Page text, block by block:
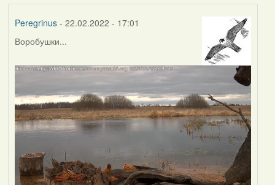
Peregrinus- 22.02.2022 - 17:01
Воробушки...